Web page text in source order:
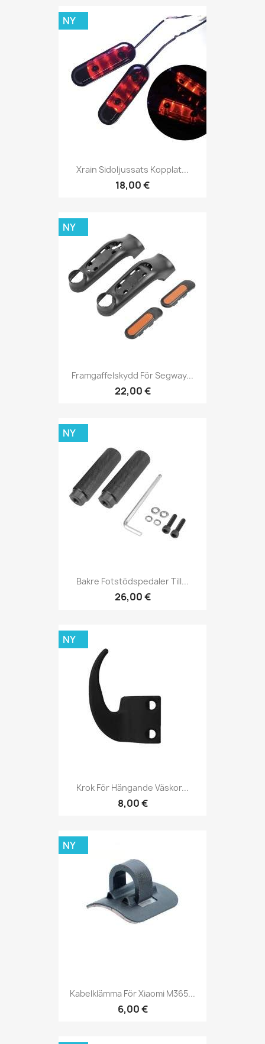
Xrain Sidoljussats Kopplat...
18,00 €
NY
Framgaffelskydd För Segway...
22,00 €
NY
Bakre Fotstödspedaler Till...
26,00 €
NY
Krok För Hängande Väskor...
8,00 €
NY
Kabelklämma För Xiaomi M365...
6,00 €
NY